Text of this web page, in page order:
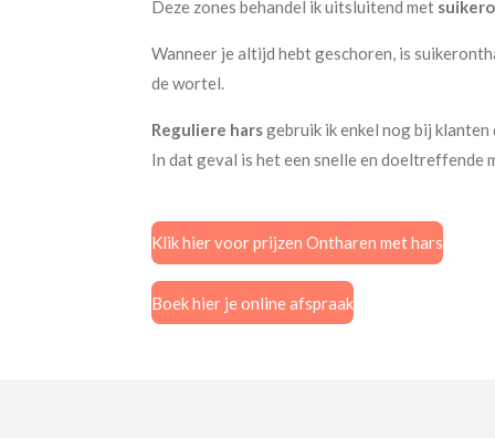
Deze zones behandel ik uitsluitend met
Wanneer je altijd hebt geschoren, is
de wortel.
Reguliere harsgebruik ik enkel nog bij
In dat geval is het een snelle en doeltreffende
Klik hier voor prijzen Ontharen met hars
Boek hier je online afspraak